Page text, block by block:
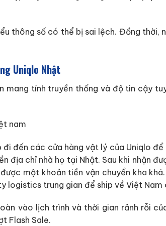
thông số có thể bị sai lệch. Đồng
Uniqlo Nhật
mang tính truyền thống và độ tin cậy
đến các cửa hàng vật lý của Uniqlo
địa chỉ nhà họ tại Nhật. Sau khi nhận
một khoản tiền vận chuyển kha
logistics trung gian để ship về Việt Nam
vào lịch trình và thời gian rảnh rỗi
Flash Sale.